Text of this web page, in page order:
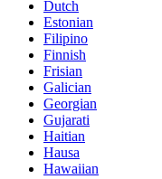
Dutch
Estonian
Filipino
Finnish
Frisian
Galician
Georgian
Gujarati
Haitian
Hausa
Hawaiian